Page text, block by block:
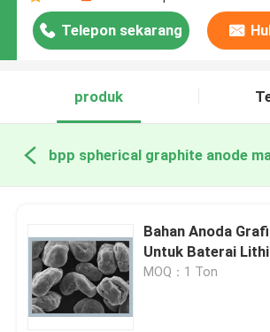
Telepon sekarang
produk
Bahan Anoda
Untuk Baterai
MOQ：1 Ton